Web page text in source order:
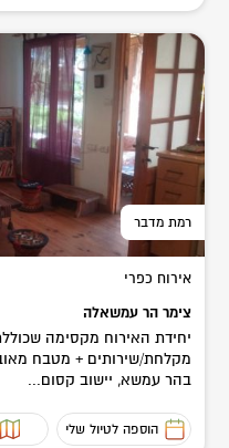
רמת מדבר
אירוח כפרי
צימר הר עמשאלה
מקלחת/שירותים + מטבח
בהר עמשא, יישוב קסום...
הוספה לטיול שלי